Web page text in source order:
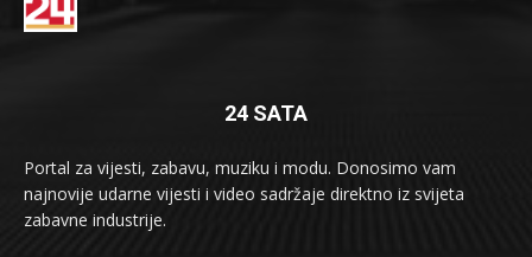
24 SATA
Portal za vijesti, zabavu, muziku i modu. Donosimo vam
najnovije udarne vijesti i video sadržaje direktno iz svijeta
zabavne industrije.